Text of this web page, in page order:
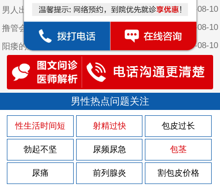
男人出现阳痿的原因 2026-08-10
撸管会引发阳痿吗 2026-08-10
阳痿的症状主要有哪些 2026-08-10
哪些因素会导致生理性阳痿 2026-08-10
判断阳痿时可能出现的三个误区
男性包皮有什么危害 2026-08-05
男性不割包皮会咋样 2026-08-05
男性包皮长有点痒是怎么回事 2026-08-05
男性不割包皮的坏处 2026-08-05
男性热点问题关注
性生活时间短 射精过快 包皮过长
勃起不坚 尿频尿急 包茎
尿痛 前列腺炎 割包皮价格